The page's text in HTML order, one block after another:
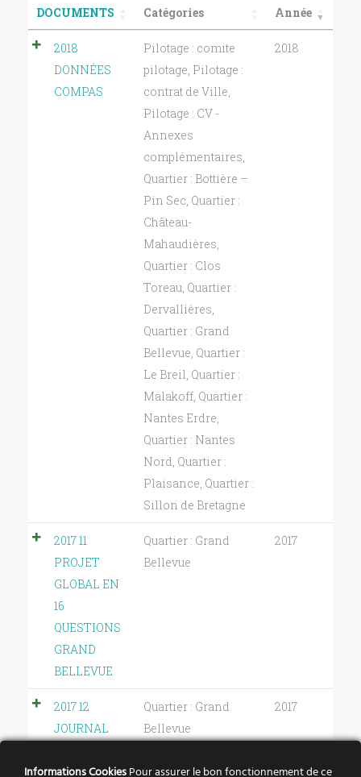
DOCUMENTS Catégories Année
2018
DONNÉES
COMPAS
Pilotage : comite
pilotage Pilotage :
contrat de Ville
Pilotage : CV -
Annexes
complémentaires
Quartier : Bottière –
Pin Sec Quartier :
Château-
Mahaudières
Quartier : Clos
Toreau Quartier :
Dervallières
Quartier : Grand
Bellevue Quartier :
Le Breil Quartier :
Malakoff Quartier :
Nantes Erdre
Quartier : Nantes
Nord Quartier :
Plaisance Quartier :
Sillon de Bretagne
2018
2017 11
PROJET
GLOBAL EN
16
QUESTIONS
GRAND
BELLEVUE
Quartier : Grand
Bellevue
2017
2017 12
JOURNAL
BELLEVUE
Quartier : Grand
Bellevue
2017
Informations CookiesPour assurer le bon fonctionnement de ce